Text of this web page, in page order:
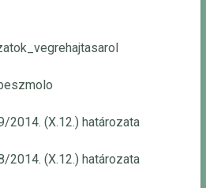
2014. (X.12.) határozata
2014. (X.12.) határozata